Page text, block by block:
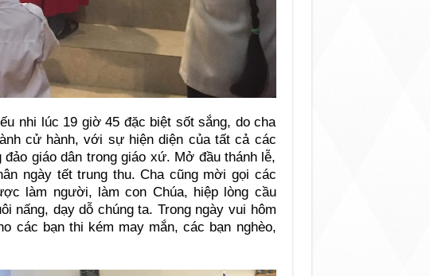
nhi lúc 19 giờ 45 đặc biệt sốt sắng, do cha
cử hành, với sự hiện diện của tất cả các
giáo dân trong giáo xứ. Mở đầu thánh lễ,
ngày tết trung thu. Cha cũng mời gọi các
làm người, làm con Chúa, hiệp lòng cầu
nấng, dạy dỗ chúng ta. Trong ngày vui hôm
các bạn thi kém may mắn, các bạn nghèo,